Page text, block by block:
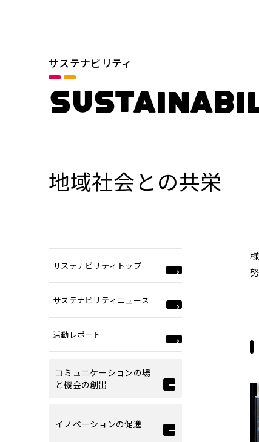
サステナビリティ
地域社会との共栄
サステナビリティトップ
サステナビリティニュース
活動レポート
コミュニケーションの場
と機会の創出
イノベーションの促進